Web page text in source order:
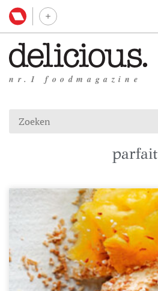
nr.1 foodmagazine
parfait